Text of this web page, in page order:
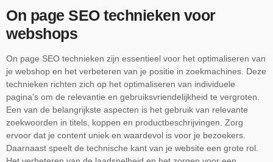
On page SEO technieken voor
webshops
On page SEO technieken zijn essentieel voor het optimaliseren van
je webshop en het verbeteren van je positie in zoekmachines. Deze
technieken richten zich op het optimaliseren van individuele
pagina’s om de relevantie en gebruiksvriendelijkheid te vergroten.
Een van de belangrijkste aspecten is het gebruik van relevante
zoekwoorden in titels, koppen en productbeschrijvingen. Zorg
ervoor dat je content uniek en waardevol is voor je bezoekers.
Daarnaast speelt de technische kant van je website een grote rol.